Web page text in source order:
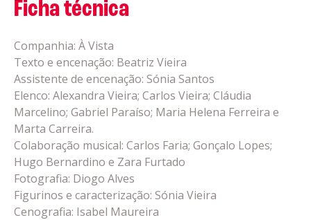
Ficha técnica
Companhia: À Vista
Texto e encenação: Beatriz Vieira
Assistente de encenação: Sónia Santos
Elenco: Alexandra Vieira; Carlos Vieira; Cláudia
Marcelino; Gabriel Paraíso; Maria Helena Ferreira e
Marta Carreira.
Colaboração musical: Carlos Faria; Gonçalo Lopes;
Hugo Bernardino e Zara Furtado
Fotografia: Diogo Alves
Figurinos e caracterização: Sónia Vieira
Cenografia: Isabel Maureira